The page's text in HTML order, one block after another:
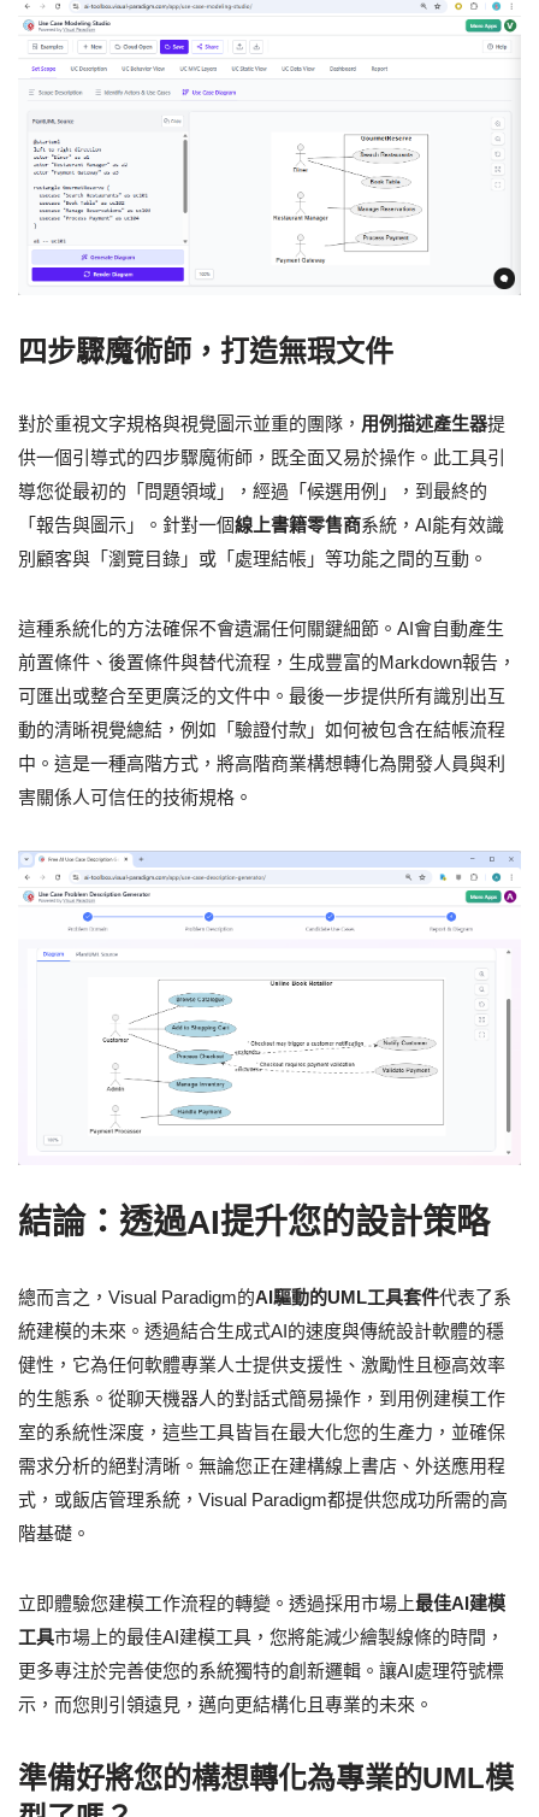
四步驟魔術師，打造無瑕文件
對於重視文字規格與視覺圖示並重的團隊， 用例描述產生器提
供一個引導式的四步驟魔術師，既全面又易於操作。此工具引
導您從最初的「問題領域」，經過「候選用例」，到最終的
「報告與圖示」。針對一個線上書籍零售商系統，AI能有效識
別顧客與「瀏覽目錄」或「處理結帳」等功能之間的互動。
這種系統化的方法確保不會遺漏任何關鍵細節。AI會自動產生
前置條件、後置條件與替代流程，生成豐富的Markdown報告，
可匯出或整合至更廣泛的文件中。最後一步提供所有識別出互
動的清晰視覺總結，例如「驗證付款」如何被包含在結帳流程
中。這是一種高階方式，將高階商業構想轉化為開發人員與利
害關係人可信任的技術規格。
結論：透過AI提升您的設計策略
總而言之，Visual Paradigm的AI驅動的UML工具套件代表了系
統建模的未來。透過結合生成式AI的速度與傳統設計軟體的穩
健性，它為任何軟體專業人士提供支援性、激勵性且極高效率
的生態系。從聊天機器人的對話式簡易操作，到用例建模工作
室的系統性深度，這些工具皆旨在最大化您的生產力，並確保
需求分析的絕對清晰。無論您正在建構線上書店、外送應用程
式，或飯店管理系統，Visual Paradigm都提供您成功所需的高
階基礎。
立即體驗您建模工作流程的轉變。透過採用市場上最佳AI建模
工具市場上的最佳AI建模工具，您將能減少繪製線條的時間，
更多專注於完善使您的系統獨特的創新邏輯。讓AI處理符號標
示，而您則引領遠見，邁向更結構化且專業的未來。
準備好將您的構想轉化為專業的UML模